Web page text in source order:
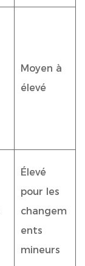
Moyen à
élevé
Élevé
pour les
changem
ents
mineurs